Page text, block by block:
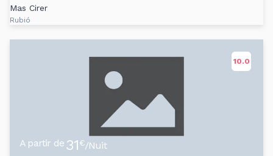
Mas Cirer
Rubió
10.0
A partir de 31€/Nuit